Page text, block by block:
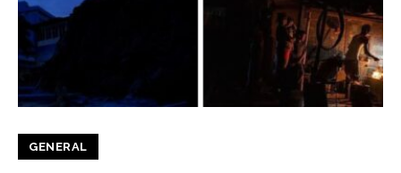
GENERAL